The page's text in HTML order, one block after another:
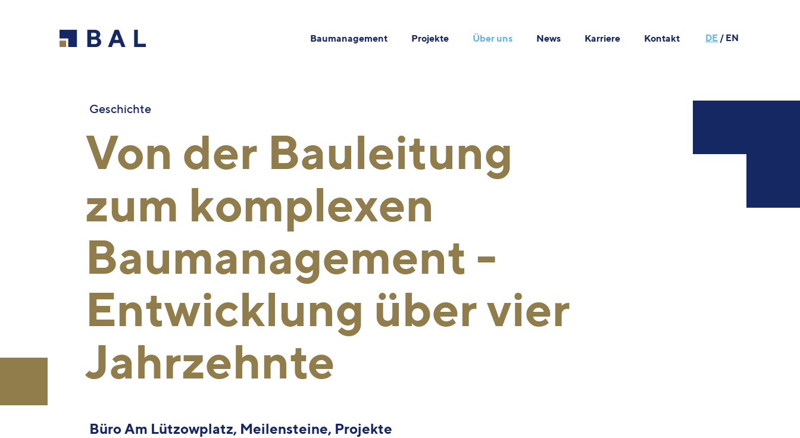
DE / EN
Baumanagement Projekte Über uns News Karriere Kontakt
Geschichte
Von der Bauleitung
zum komplexen
Baumanagement -
Entwicklung über vier
Jahrzehnte
Büro Am Lützowplatz, Meilensteine, Projekte